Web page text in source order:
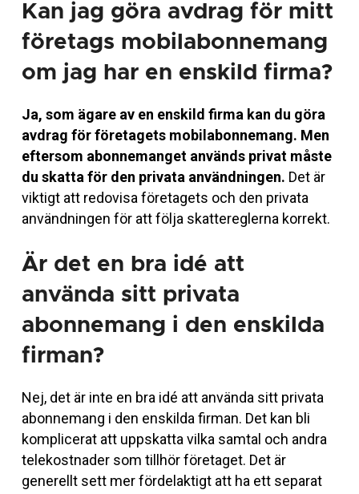
Kan jag göra avdrag för mitt
företags mobilabonnemang
om jag har en enskild firma?
Ja, som ägare av en enskild firma kan du göra
avdrag för företagets mobilabonnemang. Men
eftersom abonnemanget används privat måste
du skatta för den privata användningen. Det är
viktigt att redovisa företagets och den privata
användningen för att följa skattereglerna korrekt.
Är det en bra idé att
använda sitt privata
abonnemang i den enskilda
firman?
Nej, det är inte en bra idé att använda sitt privata
abonnemang i den enskilda firman. Det kan bli
komplicerat att uppskatta vilka samtal och andra
telekostnader som tillhör företaget. Det är
generellt sett mer fördelaktigt att ha ett separat